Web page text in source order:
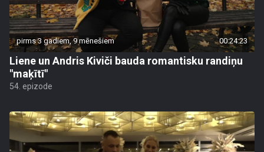
pirms 3 gadiem, 9 mēnešiem 00:24:23
Liene un Andris Kiviči bauda romantisku randiņu
"maķītī"
54. epizode